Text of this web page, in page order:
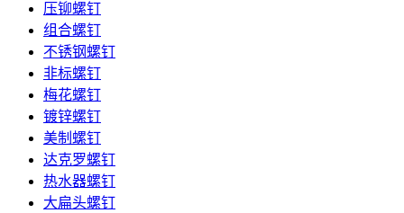
压铆螺钉
组合螺钉
不锈钢螺钉
非标螺钉
梅花螺钉
镀锌螺钉
美制螺钉
达克罗螺钉
热水器螺钉
大扁头螺钉